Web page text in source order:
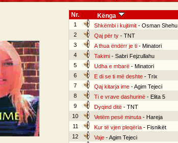
Nr. Kënga
1 Shkëmbi i kujtimit- Osman Shehu
2
Qaj për ty- TNT
3
A thua ëndërr je ti- Minatori
4
Takimi- Sabri Fejzullahu
5
Udha e mbarë- Minatori
6
E di se ti më deshte- Trix
7
Qaj kitarja ime- Agim Tejeci
8
Ti e vrave dashurinë- Elita 5
9
Dyqind ditë- TNT
10
Vetëm pesë minuta- Hareja
11
Kur të vjen pleqëria- Fisnikët
12
Vaje- Agim Tejeci